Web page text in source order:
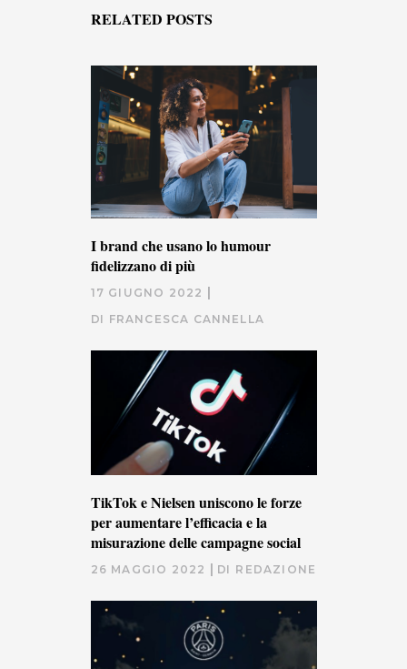
RELATED POSTS
I brand che usano lo humour
fidelizzano di più
17 GIUGNO 2022
DI FRANCESCA CANNELLA
TikTok e Nielsen uniscono le forze
per aumentare l’efficacia e la
misurazione delle campagne social
26 MAGGIO 2022 DI REDAZIONE